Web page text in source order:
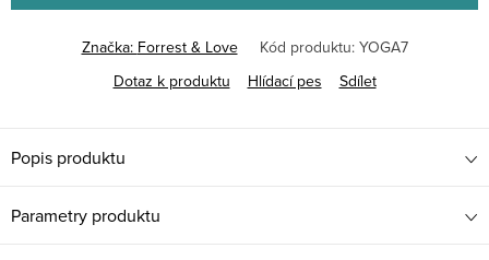
Značka: Forrest & Love Kód produktu: YOGA7
Dotaz k produktu
Hlídací pes Sdílet
Popis produktu
Parametry produktu